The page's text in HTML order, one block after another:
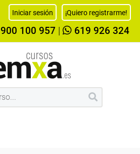
Iniciar sesión ¡Quiero registrarme!
900 100 957 619 926 324